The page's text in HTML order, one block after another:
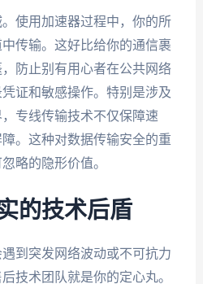
使用加速器过程中，你的所
传输。这好比给你的通信裹
，防止别有用心者在公共网络
证和敏感操作。特别是涉及
专线传输技术不仅保障速
。这种对数据传输安全的重
略的隐形价值。
的技术后盾
到突发网络波动或不可抗力
技术团队就是你的定心丸。